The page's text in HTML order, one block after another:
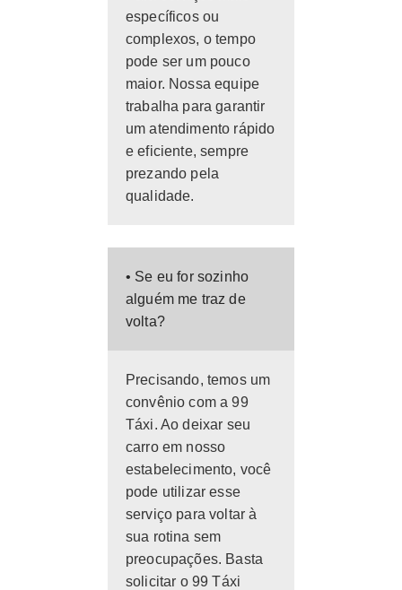
específicos ou
complexos, o tempo
pode ser um pouco
maior. Nossa equipe
trabalha para garantir
um atendimento rápido
e eficiente, sempre
prezando pela
qualidade.
• Se eu for sozinho
alguém me traz de
volta?
Precisando, temos um
convênio com a 99
Táxi. Ao deixar seu
carro em nosso
estabelecimento, você
pode utilizar esse
serviço para voltar à
sua rotina sem
preocupações. Basta
solicitar o 99 Táxi